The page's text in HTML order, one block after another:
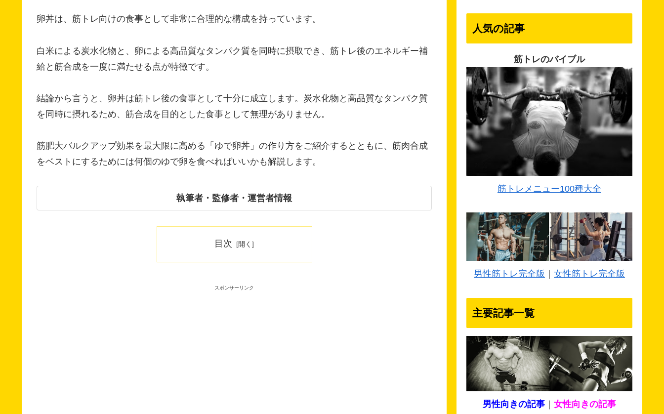
卵丼は、筋トレ向けの食事として非常に合理的な構成を持っています。
白米による炭水化物と、卵による高品質なタンパク質を同時に摂取でき、筋トレ後のエネルギー補
給と筋合成を一度に満たせる点が特徴です。
結論から言うと、卵丼は筋トレ後の食事として十分に成立します。炭水化物と高品質なタンパク質
を同時に摂れるため、筋合成を目的とした食事として無理がありません。
筋肥大バルクアップ効果を最大限に高める「ゆで卵丼」の作り方をご紹介するとともに、筋肉合成
をベストにするためには何個のゆで卵を食べればいいかも解説します。
執筆者・監修者・運営者情報
目次
スポンサーリンク
人気の記事
筋トレのバイブル
筋トレメニュー100種大全
男性筋トレ完全版 女性筋トレ完全版
主要記事一覧
男性向きの記事 ｜ 女性向きの記事